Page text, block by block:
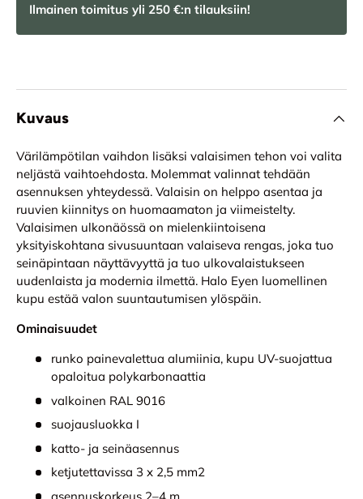
Ilmainen toimitus yli 250 €:n tilauksiin!
Kuvaus
Värilämpötilan vaihdon lisäksi valaisimen tehon voi valita
neljästä vaihtoehdosta. Molemmat valinnat tehdään
asennuksen yhteydessä. Valaisin on helppo asentaa ja
ruuvien kiinnitys on huomaamaton ja viimeistelty.
Valaisimen ulkonäössä on mielenkiintoisena
yksityiskohtana sivusuuntaan valaiseva rengas, joka tuo
seinäpintaan näyttävyyttä ja tuo ulkovalaistukseen
uudenlaista ja modernia ilmettä. Halo Eyen luomellinen
kupu estää valon suuntautumisen ylöspäin.
Ominaisuudet
runko painevalettua alumiinia, kupu UV-suojattua
opaloitua polykarbonaattia
valkoinen RAL 9016
suojausluokka I
katto- ja seinäasennus
ketjutettavissa 3 x 2,5 mm2